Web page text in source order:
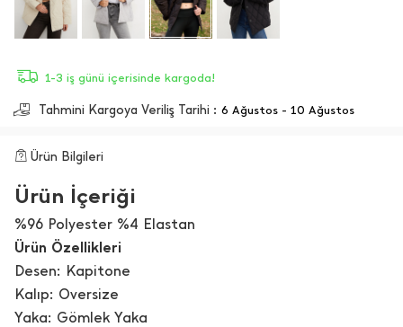
1-3 iş günü içerisinde kargoda!
Tahmini Kargoya Veriliş Tarihi : 6 Ağustos - 10 Ağustos
Ürün Bilgileri
Ürün İçeriği
%96 Polyester %4 Elastan
Ürün Özellikleri
Desen: Kapitone
Kalıp: Oversize
Yaka: Gömlek Yaka